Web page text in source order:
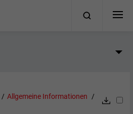
Allgemeine Informationen